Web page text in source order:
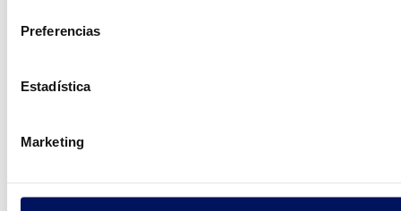
Preferencias
Estadística
Marketing